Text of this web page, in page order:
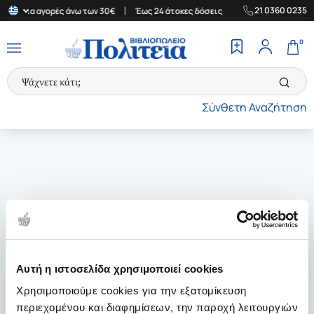
Αυτή η ιστοσελίδα χρησιμοποιεί cookies
Χρησιμοποιούμε cookies για την εξατομίκευση
περιεχομένου και διαφημίσεων, την παροχή λειτουργιών
για αγορές άνω των 30€ | Έως 24 άτοκες δόσεις | Δωρεάν
21 0360 0235
Σύνθετη Αναζήτηση
0